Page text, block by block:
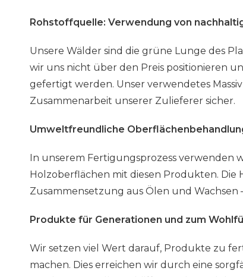
Rohstoffquelle: Verwendung von
Unsere Wälder sind die grüne Lunge des
wir uns nicht über den Preis positionieren
gefertigt werden. Unser verwendetes
Zusammenarbeit unserer Zulieferer sicher.
Umweltfreundliche
In unserem Fertigungsprozess verwenden
Holzoberflächen mit diesen Produkten.
Zusammensetzung aus Ölen und
Produkte für Generationen und zum
Wir setzen viel Wert darauf, Produkte zu
machen. Dies erreichen wir durch eine